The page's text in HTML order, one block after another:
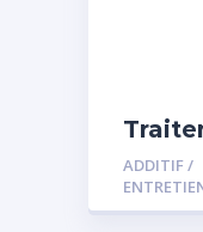
diesel
ADDITIF /